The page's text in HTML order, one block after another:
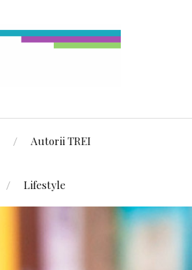
Autorii TREI
Lifestyle